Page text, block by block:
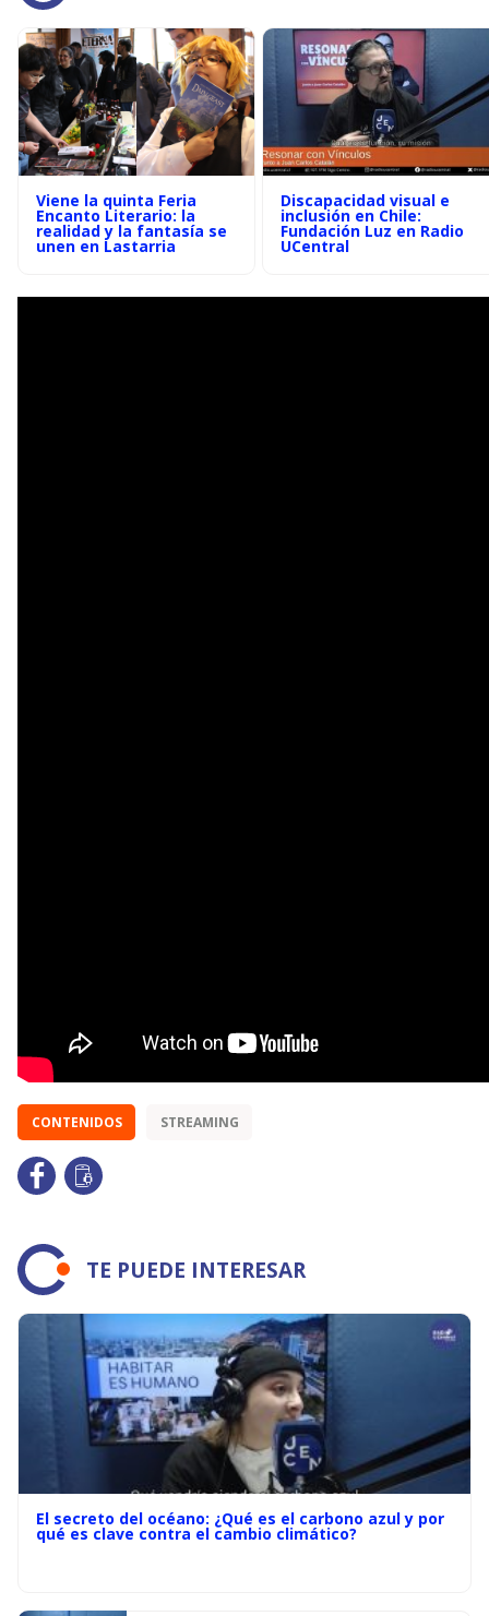
Viene la quinta Feria
Encanto Literario: la
realidad y la fantasía se
unen en Lastarria
Discapacidad visual e
inclusión en Chile:
Fundación Luz en Radio
UCentral
CONTENIDOS STREAMING
TE PUEDE INTERESAR
El secreto del océano: ¿Qué es el carbono azul y por
qué es clave contra el cambio climático?